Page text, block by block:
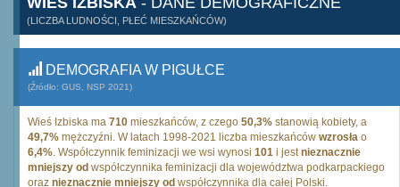
(LICZBA LUDNOŚCI, PŁEĆ MIESZKAŃCÓW)
DEMOGRAFIA W PIGUŁCE
(Źródło: GUS, NSP 2021)
Wieś Izbiska ma 710 mieszkańców, z czego 50,3% stanowią kobiety, a
49,7% mężczyźni. W latach 1998-2021 liczba mieszkańców wzrosła o
6,4%. Współczynnik feminizacji we wsi wynosi 101 i jestnieznacznie
mniejszy od współczynnika feminizacji dla województwa podkarpackiego
oraz nieznacznie mniejszy od współczynnika dla całej Polski.